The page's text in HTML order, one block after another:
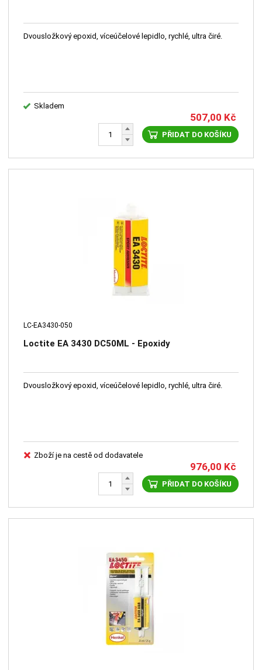
Dvousložkový epoxid, víceúčelové lepidlo, rychlé, ultra čiré.
Skladem
507,00 Kč
PŘIDAT DO KOŠÍKU
LC-EA3430-050
Loctite EA 3430 DC50ML - Epoxidy
Dvousložkový epoxid, víceúčelové lepidlo, rychlé, ultra čiré.
Zboží je na cestě od dodavatele
976,00 Kč
PŘIDAT DO KOŠÍKU